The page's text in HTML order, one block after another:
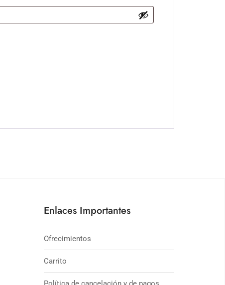
Enlaces Importantes
Ofrecimientos
Carrito